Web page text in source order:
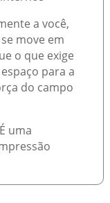
a você,
move em
o que exige
para a
do campo
uma